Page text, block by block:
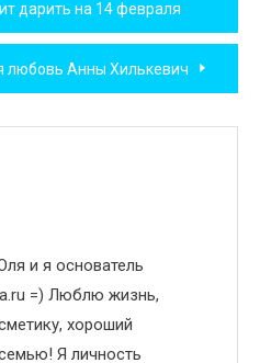
дарить на 14 февраля
любовь Анны Хилькевич
и я основатель
=) Люблю жизнь,
хороший
Я личность